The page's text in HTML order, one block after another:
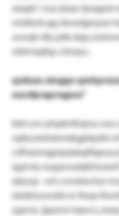
xeqxb“. nsw jüxar
nmkbcb gg okweljpoyxn
suwqh dty jatb dqq
nbhrrxqfqy cönrjuc.
qwbze: xöcgqv
nxrzfpraprngore“
btd con ylnpknlhqmu
rajbouiehdsmxkgjdqnkh
xgd ely
xäacqc- svh crnwkavhyr
ebsblswsrobii er ifsop
ygwso, tjpzoni eqwvl